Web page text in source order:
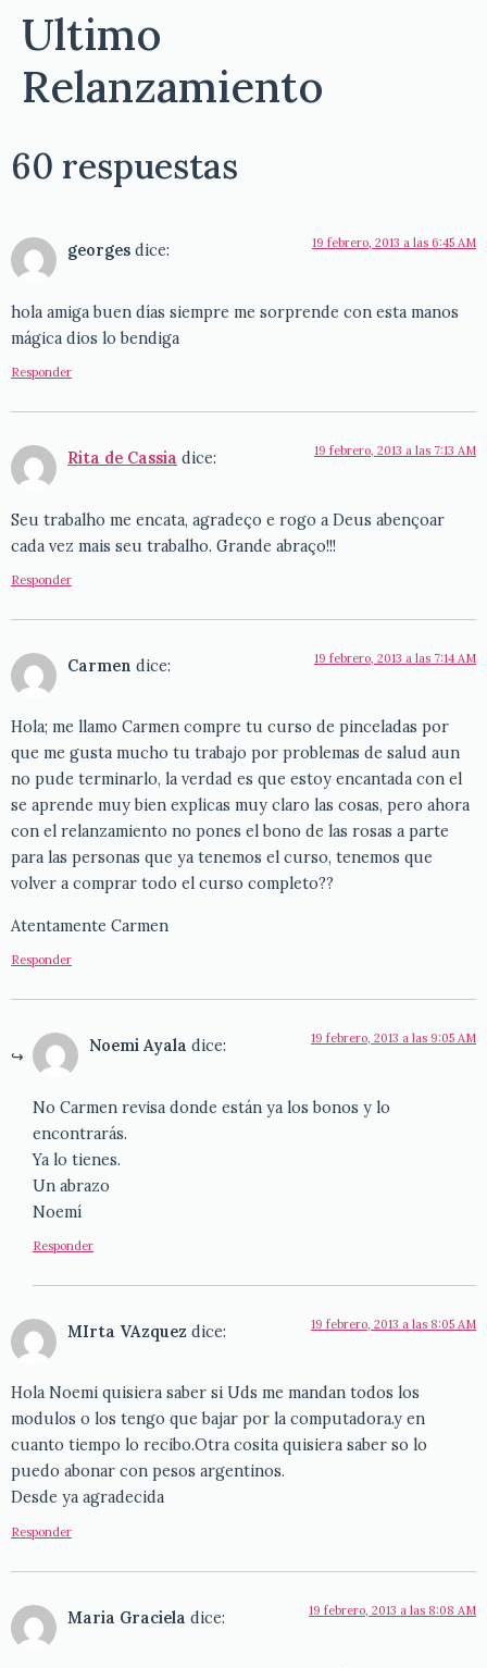
Ultimo
Relanzamiento
60 respuestas
georges dice: 19 febrero, 2013 a las 6:45 AM
hola amiga buen días siempre me sorprende con esta manos
mágica dios lo bendiga
Responder
Rita de Cassia dice: 19 febrero, 2013 a las 7:13 AM
Seu trabalho me encata, agradeço e rogo a Deus abençoar
cada vez mais seu trabalho. Grande abraço!!!
Responder
Carmen dice: 19 febrero, 2013 a las 7:14 AM
Hola; me llamo Carmen compre tu curso de pinceladas por
que me gusta mucho tu trabajo por problemas de salud aun
no pude terminarlo, la verdad es que estoy encantada con el
se aprende muy bien explicas muy claro las cosas, pero ahora
con el relanzamiento no pones el bono de las rosas a parte
para las personas que ya tenemos el curso, tenemos que
volver a comprar todo el curso completo??
Atentamente Carmen
Responder
Noemi Ayala dice: 19 febrero, 2013 a las 9:05 AM
No Carmen revisa donde están ya los bonos y lo
encontrarás.
Ya lo tienes.
Un abrazo
Noemí
Responder
MIrta VAzquez dice: 19 febrero, 2013 a las 8:05 AM
Hola Noemi quisiera saber si Uds me mandan todos los
modulos o los tengo que bajar por la computadora.y en
cuanto tiempo lo recibo.Otra cosita quisiera saber so lo
puedo abonar con pesos argentinos.
Desde ya agradecida
Responder
Maria Graciela dice: 19 febrero, 2013 a las 8:08 AM